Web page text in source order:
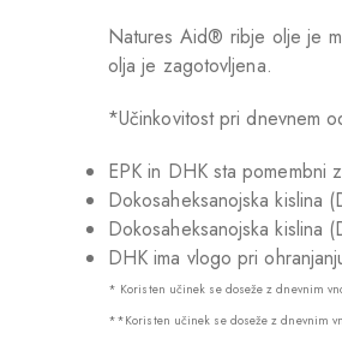
Natures Aid® ribje olje je
olja je zagotovljena.
*Učinkovitost pri dnevnem
EPK in DHK sta pomembni
Dokosaheksanojska kislina
Dokosaheksanojska kislina
DHK ima vlogo pri
* Koristen učinek se doseže z dnevnim
**Koristen učinek se doseže z dnevnim